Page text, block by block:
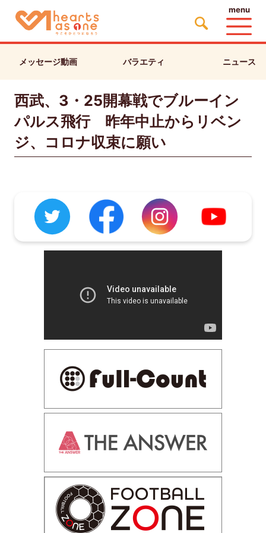
menu
メッセージ動画 バラエティ ニュース
西武、3・25開幕戦でブルーイン
パルス飛行 昨年中止からリベン
ジ、コロナ収束に願い